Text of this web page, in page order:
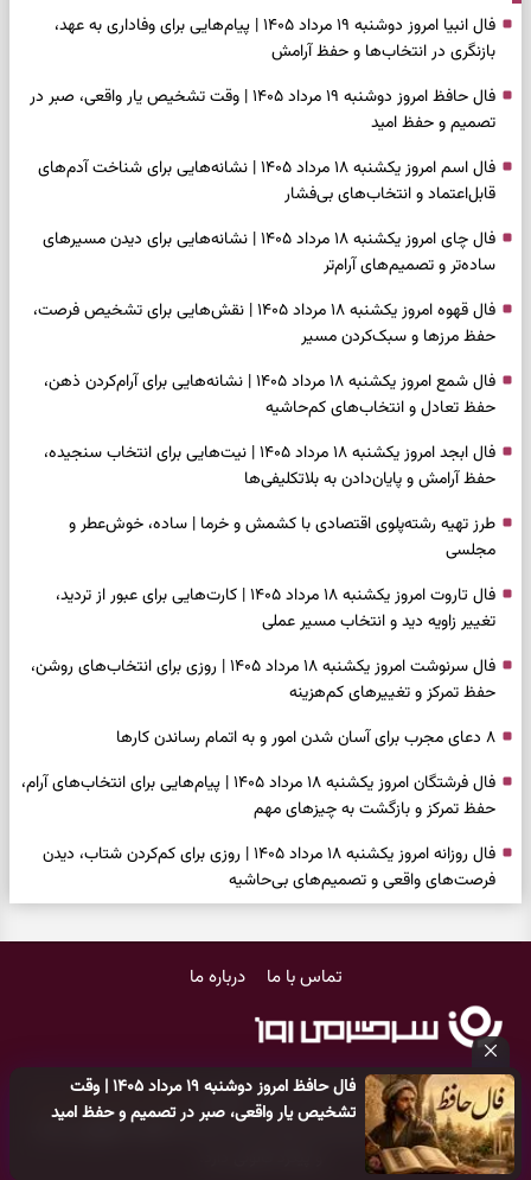
فال حافظ امروز دوشنبه ۱۹ مرداد ۱۴۰۵ | وقت
تشخیص یار واقعی، صبر در تصمیم و حفظ امید
فال انبیا امروز دوشنبه ۱۹ مرداد ۱۴۰۵ | پیام‌هایی برای وفاداری به عهد،
بازنگری در انتخاب‌ها و حفظ آرامش
فال حافظ امروز دوشنبه ۱۹ مرداد ۱۴۰۵ | وقت تشخیص یار واقعی، صبر در
تصمیم و حفظ امید
فال اسم امروز یکشنبه ۱۸ مرداد ۱۴۰۵ | نشانه‌هایی برای شناخت آدم‌های
قابل‌اعتماد و انتخاب‌های بی‌فشار
فال چای امروز یکشنبه ۱۸ مرداد ۱۴۰۵ | نشانه‌هایی برای دیدن مسیرهای
ساده‌تر و تصمیم‌های آرام‌تر
فال قهوه امروز یکشنبه ۱۸ مرداد ۱۴۰۵ | نقش‌هایی برای تشخیص فرصت،
حفظ مرزها و سبک‌کردن مسیر
فال شمع امروز یکشنبه ۱۸ مرداد ۱۴۰۵ | نشانه‌هایی برای آرام‌کردن ذهن،
حفظ تعادل و انتخاب‌های کم‌حاشیه
فال ابجد امروز یکشنبه ۱۸ مرداد ۱۴۰۵ | نیت‌هایی برای انتخاب سنجیده،
حفظ آرامش و پایان‌دادن به بلاتکلیفی‌ها
طرز تهیه رشته‌پلوی اقتصادی با کشمش و خرما | ساده، خوش‌عطر و
مجلسی
فال تاروت امروز یکشنبه ۱۸ مرداد ۱۴۰۵ | کارت‌هایی برای عبور از تردید،
تغییر زاویه دید و انتخاب مسیر عملی
فال سرنوشت امروز یکشنبه ۱۸ مرداد ۱۴۰۵ | روزی برای انتخاب‌های روشن،
حفظ تمرکز و تغییرهای کم‌هزینه
۸ دعای مجرب برای آسان شدن امور و به اتمام رساندن کار‌ها
فال فرشتگان امروز یکشنبه ۱۸ مرداد ۱۴۰۵ | پیام‌هایی برای انتخاب‌های آرام،
حفظ تمرکز و بازگشت به چیزهای مهم
فال روزانه امروز یکشنبه ۱۸ مرداد ۱۴۰۵ | روزی برای کم‌کردن شتاب، دیدن
فرصت‌های واقعی و تصمیم‌های بی‌حاشیه
واقعی، کم‌کردن بار اضافه و تصمیم بدون عجله
حفظ چیزهایی که ارزش ماندن دارند
دعای نجات از گرفتاری، غم و فقر؛ وقتی راه‌ها بسته شد این دعای معتبر را
بخوانید
تماس با ما درباره ما
کلیه حقوق مادی و معنوی این سایت متعلق به پایگاه خبری سرگرمی روز
می‌باشد و هر گونه کپی‌برداری توسط دیگر سایت‌ها
اکیدا ممنوع
می‌باشد